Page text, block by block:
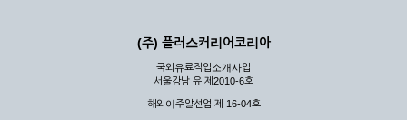
(주) 플러스커리어코리아
국외유료직업소개사업
서울강남 유 제2010-6호
해외이주알선업 제 16-04호